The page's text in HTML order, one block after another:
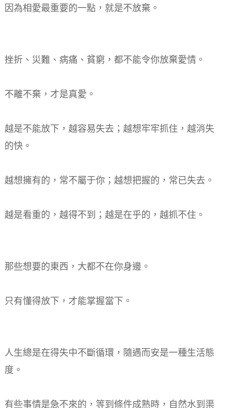
因為相愛最重要的一點，就是不放棄。
挫折、災難、病痛、貧窮，都不能令你放棄愛情。
不離不棄，才是真愛。
越是不能放下，越容易失去；越想牢牢抓住，越消失
的快。
越想擁有的，常不屬于你；越想把握的，常已失去。
越是看重的，越得不到；越是在乎的，越抓不住。
那些想要的東西，大都不在你身邊。
只有懂得放下，才能掌握當下。
人生總是在得失中不斷循環，隨遇而安是一種生活態
度。
有些事情是急不來的，等到條件成熟時，自然水到渠